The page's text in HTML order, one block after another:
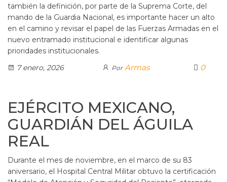
también la definición, por parte de la Suprema Corte, del
mando de la Guardia Nacional, es importante hacer un alto
en el camino y revisar el papel de las Fuerzas Armadas en el
nuevo entramado institucional e identificar algunas
prioridades institucionales.
7 enero, 2026
Por Armas 0
EJÉRCITO MEXICANO,
GUARDIÁN DEL ÁGUILA
REAL
Durante el mes de noviembre, en el marco de su 83
aniversario, el Hospital Central Militar obtuvo la certificación